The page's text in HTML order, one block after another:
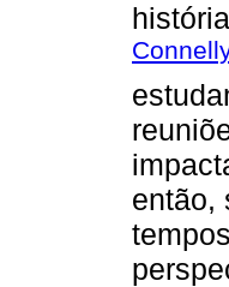
então,